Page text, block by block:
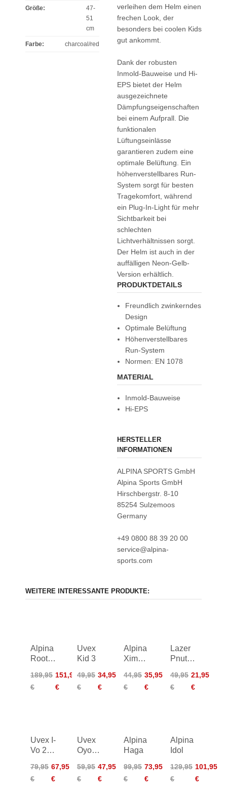
Größe:
47-
51
cm
Farbe: charcoal/red
verleihen dem Helm einen
frechen Look, der
besonders bei coolen Kids
gut ankommt.
Dank der robusten
Inmold-Bauweise und Hi-
EPS bietet der Helm
ausgezeichnete
Dämpfungseigenschaften
bei einem Aufprall. Die
funktionalen
Lüftungseinlässe
garantieren zudem eine
optimale Belüftung. Ein
höhenverstellbares Run-
System sorgt für besten
Tragekomfort, während
ein Plug-In-Light für mehr
Sichtbarkeit bei
schlechten
Lichtverhältnissen sorgt.
Der Helm ist auch in der
auffälligen Neon-Gelb-
Version erhältlich.
PRODUKTDETAILS
Freundlich zwinkerndes
Design
Optimale Belüftung
Höhenverstellbares
Run-System
Normen: EN 1078
MATERIAL
Inmold-Bauweise
Hi-EPS
HERSTELLER
INFORMATIONEN
ALPINA SPORTS GmbH
Alpina Sports GmbH
Hirschbergstr. 8-10
85254 Sulzemoos
Germany
+49 0800 88 39 20 00
service@alpina-
sports.com
WEITERE INTERESSANTE PRODUKTE:
Alpina
Root
189,95
€
151,95
€
Uvex
Kid 3
49,95
€
34,95
€
Alpina
Ximo
44,95
€
35,95
€
Lazer
Pnut
Helmet
Junior
49,95
€
21,95
€
Uvex I-
Vo 2
79,95
€
67,95
€
Uvex
Oyo
59,95
€
47,95
€
Alpina
Haga
99,95
€
73,95
€
Alpina
Idol
129,95
€
101,95
€